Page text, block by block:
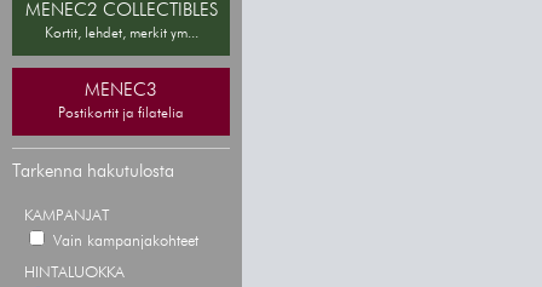
MENEC2 COLLECTIBLES
Kortit, lehdet, merkit ym...
MENEC3
Postikortit ja filatelia
Tarkenna hakutulosta
KAMPANJAT
Vain kampanjakohteet
HINTALUOKKA